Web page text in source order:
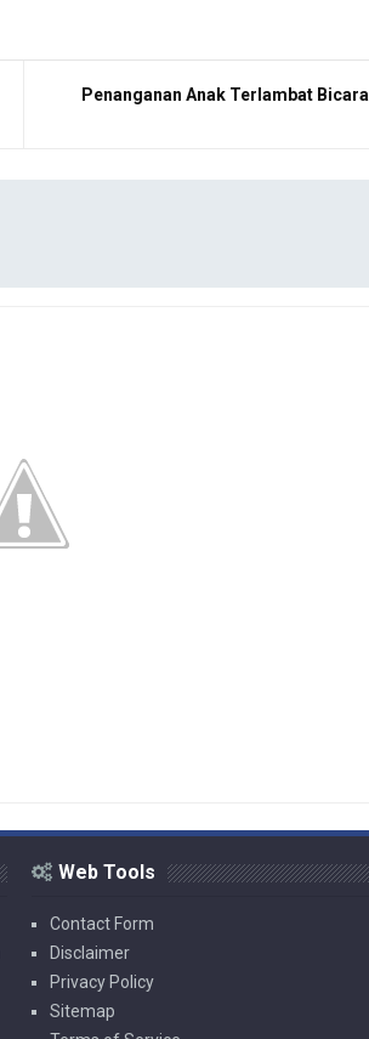
Penanganan Anak Terlambat Bicara
Web Tools
Contact Form
Disclaimer
Privacy Policy
Sitemap